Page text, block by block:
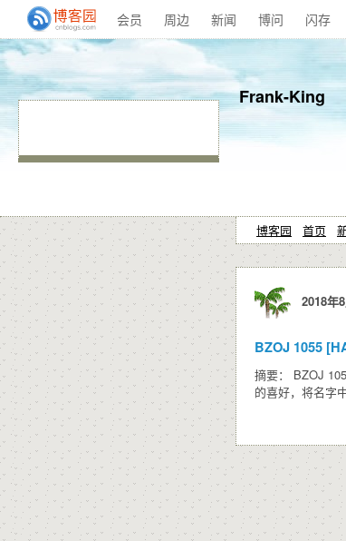
会员 周边 新闻 博问 闪存
Frank-King
博客园 首页
2018年
BZOJ 1055
摘要： BZOJ
的喜好，将名字